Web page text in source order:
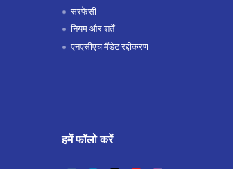
सरफेसी
नियम और शर्तें
एनएसीएच मैंडेट रद्दीकरण
हमें फॉलो करें